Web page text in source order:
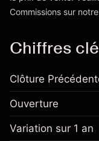
Commissions sur
Chiffres
Clôture
Ouverture
Variation sur 1 an